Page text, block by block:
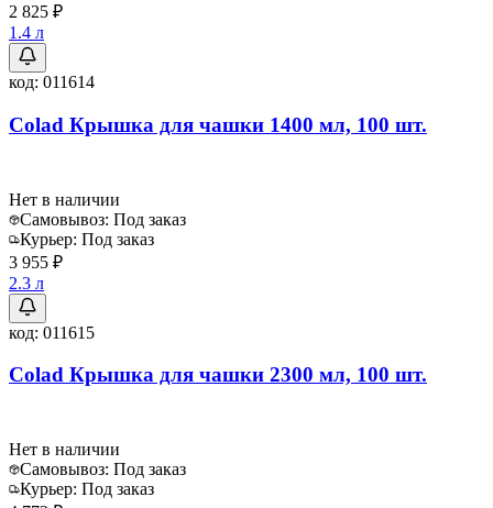
2 825 ₽
1.4 л
код: 011614
Colad Крышка для чашки 1400 мл, 100 шт.
Нет в наличии
Самовывоз: Под заказ
Курьер: Под заказ
3 955 ₽
2.3 л
код: 011615
Colad Крышка для чашки 2300 мл, 100 шт.
Нет в наличии
Самовывоз: Под заказ
Курьер: Под заказ